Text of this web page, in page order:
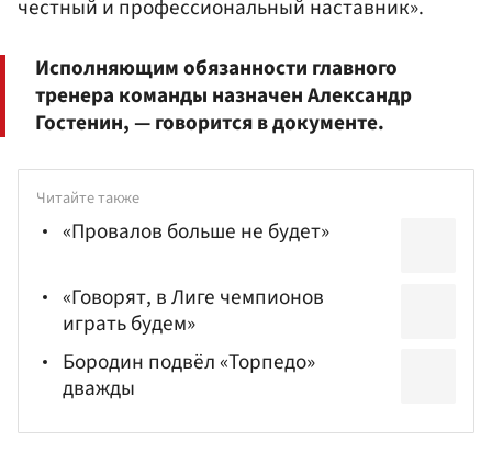
честный и профессиональный наставник».
Исполняющим обязанности главного
тренера команды назначен Александр
Гостенин, — говорится в документе.
Читайте также
«Провалов больше не будет»
«Говорят, в Лиге чемпионов
играть будем»
Бородин подвёл «Торпедо»
дважды